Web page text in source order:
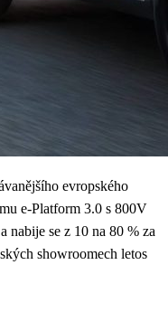
evropského
e-Platform 3.0 s 800V
nabije se z 10 na 80 % za
showroomech letos